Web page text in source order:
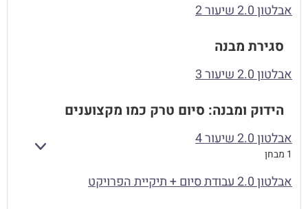
אבלטון 2.0 שיעור 2
סגירת מבנה
אבלטון 2.0 שיעור 3
הידוק ומבנה: סיום טרק כמו מקצוענים
אבלטון 2.0 שיעור 4
1 מבחן
אבלטון 2.0 עבודת סיום + תיקיית הפרויקט